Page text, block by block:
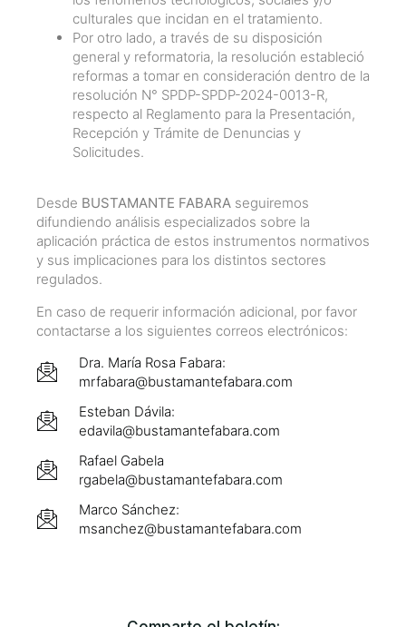
culturales que incidan en el tratamiento.
Por otro lado, a través de su disposición
general y reformatoria, la resolución estableció
reformas a tomar en consideración dentro de la
resolución N° SPDP-SPDP-2024-0013-R,
respecto al Reglamento para la Presentación,
Recepción y Trámite de Denuncias y
Solicitudes.
Desde BUSTAMANTE FABARA seguiremos
difundiendo análisis especializados sobre la
aplicación práctica de estos instrumentos normativos
y sus implicaciones para los distintos sectores
regulados.
En caso de requerir información adicional, por favor
contactarse a los siguientes correos electrónicos:
Dra. María Rosa Fabara:
mrfabara@bustamantefabara.com
Esteban Dávila:
edavila@bustamantefabara.com
Rafael Gabela
rgabela@bustamantefabara.com
Marco Sánchez:
msanchez@bustamantefabara.com